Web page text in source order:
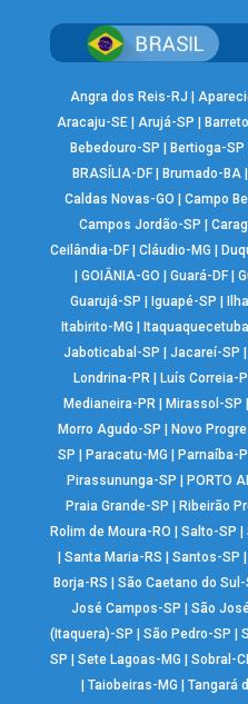
Angra dos Reis-RJ
Aracaju-SE |Arujá-SP
Bebedouro-SP
Bertioga-SP
BRASÍLIA-DF| Brumado-BA|
Caldas Novas-GO
|Campo
Campos Jordão-SP
Ceilândia-DF| Cláudio-MG
GOIÂNIA-GO Guará-DF|
Guarujá-SP
Iguapé-SP
Itabirito-MG
Jaboticabal-SP
Jacareí-SP
Londrina-PR| Luís Correia-PI
Medianeira-PR
Mirassol-SP
Morro Agudo-SP
Novo
SP
Paracatu-MG Parnaíba-PI
Pirassununga-SP
PORTO
Praia Grande-SP
Ribeirão
Rolim de Moura-RO
Salto-SP
|Santa Maria-RS |Santos-SP
Borja-RS
|São Caetano do Sul-
José Campos-SP
|São
(Itaquera)-SP
|São Pedro-SP |
SP
|Sete Lagoas-MG |Sobral-
Taiobeiras-MG Tangará